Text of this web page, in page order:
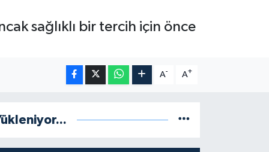
sağlıklı bir tercih için önce
A- A+